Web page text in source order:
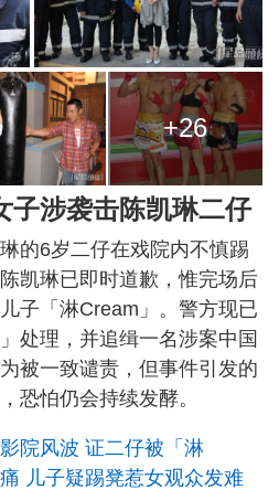
+26
子涉袭击陈凯琳二仔
的6岁二仔在戏院内不慎踢
凯琳已即时道歉，惟完场后
子「淋Cream」。警方现已
处理，并追缉一名涉案中国
被一致谴责，但事件引发的
恐怕仍会持续发酵。
院风波 证二仔被「淋
儿子疑踢凳惹女观众发难